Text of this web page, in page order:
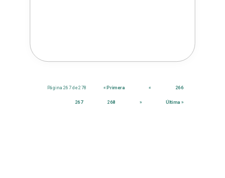
Página 267 de 278 « Primera « 266
267 268 » Última »